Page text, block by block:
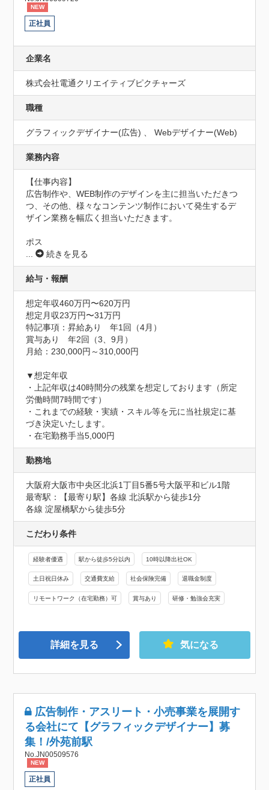
NEW
正社員
企業名
株式会社電通クリエイティブピクチャーズ
職種
グラフィックデザイナー(広告) 、 Webデザイナー(Web)
業務内容
【仕事内容】
広告制作や、WEB制作のデザインを主に担当いただきつ
つ、その他、様々なコンテンツ制作において発生するデ
ザイン業務を幅広く担当いただきます。
ポス
...
続きを見る
給与・報酬
想定年収460万円〜620万円
想定月収23万円〜31万円
特記事項：昇給あり　年1回（4月）
賞与あり　年2回（3、9月）
月給：230,000円～310,000円
▼想定年収
・上記年収は40時間分の残業を想定しております（所定
労働時間7時間です）
・これまでの経験・実績・スキル等を元に当社規定に基
づき決定いたします。
・在宅勤務手当5,000円
勤務地
大阪府大阪市中央区北浜1丁目5番5号大阪平和ビル1階
最寄駅：【最寄り駅】各線 北浜駅から徒歩1分
各線 淀屋橋駅から徒歩5分
こだわり条件
経験者優遇 駅から徒歩5分以内 10時以降出社OK
土日祝日休み 交通費支給 社会保険完備 退職金制度
リモートワーク（在宅勤務）可 賞与あり 研修・勉強会充実
詳細を見る 気になる
広告制作・アスリート・小売事業を展開す
る会社にて【グラフィックデザイナー】募
集！/外苑前駅
No.JN00509576
NEW
正社員